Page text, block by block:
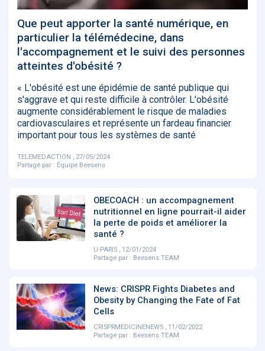
Que peut apporter la santé numérique, en
particulier la télémédecine, dans
l'accompagnement et le suivi des personnes
atteintes d'obésité ?
« L'obésité est une épidémie de santé publique qui
s'aggrave et qui reste difficile à contrôler. L'obésité
augmente considérablement le risque de maladies
cardiovasculaires et représente un fardeau financier
important pour tous les systèmes de santé
TELEMEDACTION , 27/05/2024
Partagé par : Équipe Beesens
OBECOACH : un accompagnement
nutritionnel en ligne pourrait-il aider
la perte de poids et améliorer la
santé ?
U-PARIS , 12/01/2024
Partagé par : Beesens TEAM
News: CRISPR Fights Diabetes and
Obesity by Changing the Fate of Fat
Cells
CRISPRMEDICINENEWS , 11/02/2022
Partagé par : Beesens TEAM
‹ 1 2 3 4 5 ›
ACTUALITÉS 2885
E-Santé : il est
temps de
procéder à une
grande
Afrique !
FDA clears new
AI-powered
cardiac imaging
solution
Attention à
ChatGPT, ce
n’est qu’un
illusionniste du
ApTeleCare H'ABILITY TABSANTE